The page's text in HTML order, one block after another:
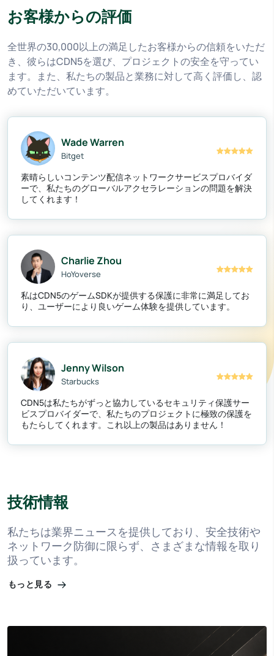
お客様からの評価
全世界の30,000以上の満足したお客様からの信頼をいただ
き、彼らはCDN5を選び、プロジェクトの安全を守ってい
ます。また、私たちの製品と業務に対して高く評価し、認
めていただいています。
Wade Warren
Bitget
素晴らしいコンテンツ配信ネットワークサービスプロバイダ
ーで、私たちのグローバルアクセラレーションの問題を解決
してくれます！
Charlie Zhou
HoYoverse
私はCDN5のゲームSDKが提供する保護に非常に満足してお
り、ユーザーにより良いゲーム体験を提供しています。
Jenny Wilson
Starbucks
CDN5は私たちがずっと協力しているセキュリティ保護サー
ビスプロバイダーで、私たちのプロジェクトに極致の保護を
もたらしてくれます。これ以上の製品はありません！
技術情報
私たちは業界ニュースを提供しており、安全技術や
ネットワーク防御に限らず、さまざまな情報を取り
扱っています。
もっと見る